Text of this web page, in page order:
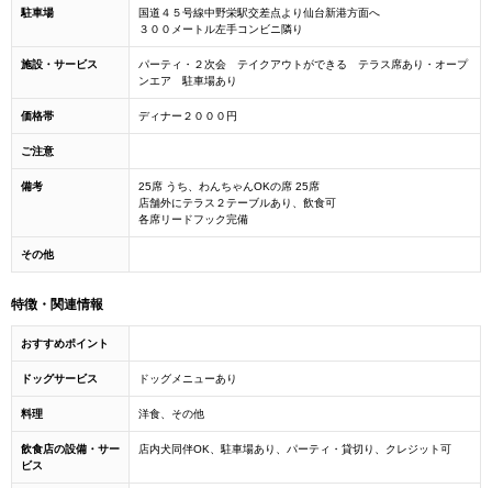
駐車場
国道４５号線中野栄駅交差点より仙台新港方面へ
３００メートル左手コンビニ隣り
施設・サービス
パーティ・２次会 テイクアウトができる テラス席あり・オープ
ンエア 駐車場あり
価格帯 ディナー２０００円
ご注意
備考
25席 うち、わんちゃんOKの席 25席
店舗外にテラス２テーブルあり、飲食可
各席リードフック完備
その他
特徴・関連情報
おすすめポイント
ドッグサービス ドッグメニューあり
料理 洋食、その他
飲食店の設備・サー
ビス
店内犬同伴OK、駐車場あり、パーティ・貸切り、クレジット可